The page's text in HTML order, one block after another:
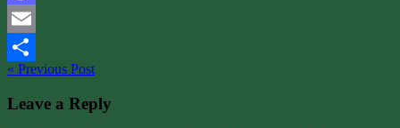
Mastodon
Email
Share
« Previous Post
Leave a Reply